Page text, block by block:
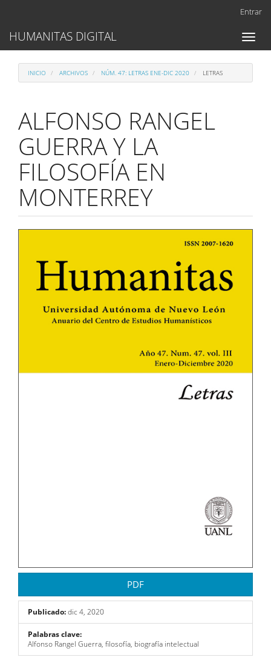
Contenido
principal
lateral
Entrar
Toggle
HUMANITAS DIGITAL
INICIO ARCHIVOS NÚM. 47: LETRAS ENE-DIC 2020 LETRAS
ALFONSO RANGEL
GUERRA Y LA
FILOSOFÍA EN
MONTERREY
Barra
lateral
del
artículo
PDF
Publicado:dic 4, 2020
Palabras clave:
Alfonso Rangel Guerra, filosofía, biografía intelectual